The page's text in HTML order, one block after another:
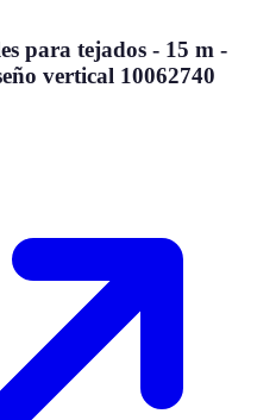
para tejados - 15 m -
vertical 10062740